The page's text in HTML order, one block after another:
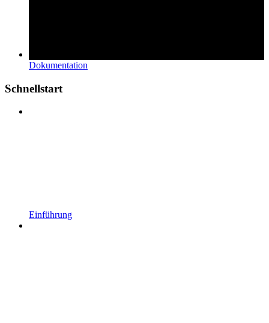
Dokumentation
Schnellstart
Einführung